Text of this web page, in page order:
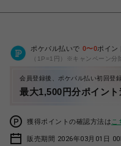
ポケパル払いで 0〜0ポイン
（1P=1円）※キャンペーン分
会員登録後、ポケパル払い初回登
最大1,500円分ポイント
獲得ポイントの確認方法は こ
販売期間 2026年03月01日